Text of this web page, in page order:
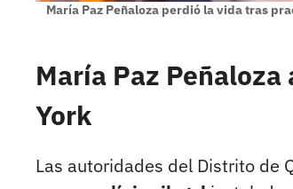
María Paz Peñaloza perdió la vida tras
María Paz
York
Las autoridades del Distrito de